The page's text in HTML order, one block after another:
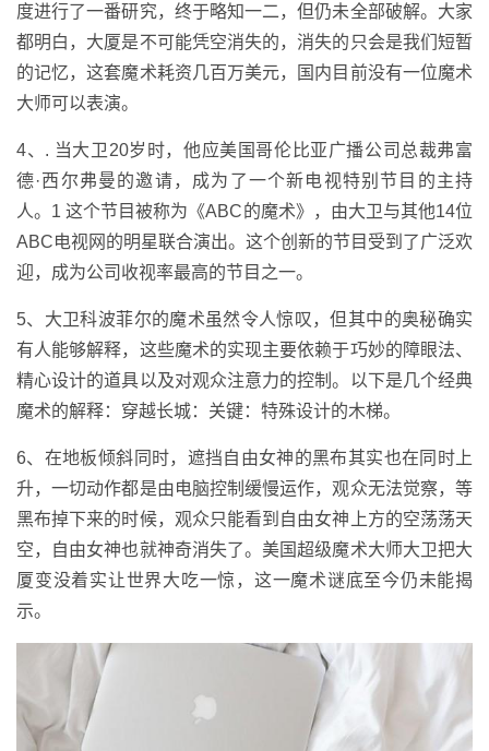
度进行了一番研究，终于略知一二，但仍未全部破解。大家
都明白，大厦是不可能凭空消失的，消失的只会是我们短暂
的记忆，这套魔术耗资几百万美元，国内目前没有一位魔术
大师可以表演。
4、. 当大卫20岁时，他应美国哥伦比亚广播公司总裁弗富
德·西尔弗曼的邀请，成为了一个新电视特别节目的主持
人。1 这个节目被称为《ABC的魔术》，由大卫与其他14位
ABC电视网的明星联合演出。这个创新的节目受到了广泛欢
迎，成为公司收视率最高的节目之一。
5、大卫科波菲尔的魔术虽然令人惊叹，但其中的奥秘确实
有人能够解释，这些魔术的实现主要依赖于巧妙的障眼法、
精心设计的道具以及对观众注意力的控制。以下是几个经典
魔术的解释：穿越长城：关键：特殊设计的木梯。
6、在地板倾斜同时，遮挡自由女神的黑布其实也在同时上
升，一切动作都是由电脑控制缓慢运作，观众无法觉察，等
黑布掉下来的时候，观众只能看到自由女神上方的空荡荡天
空，自由女神也就神奇消失了。美国超级魔术大师大卫把大
厦变没着实让世界大吃一惊，这一魔术谜底至今仍未能揭
示。